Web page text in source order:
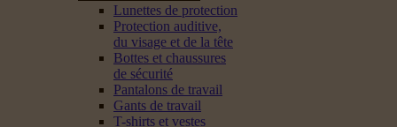
Lunettes de protection
Protection auditive,
du visage et de la tête
Bottes et chaussures
de sécurité
Pantalons de travail
Gants de travail
T-shirts et vestes